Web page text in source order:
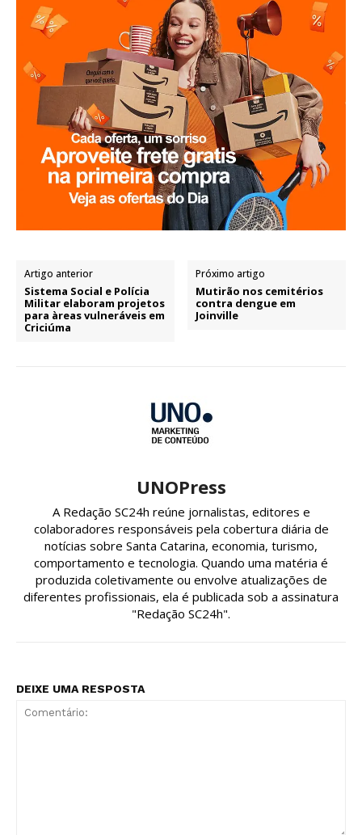
Artigo anterior
Sistema Social e Polícia
Militar elaboram projetos
para àreas vulneráveis em
Criciúma
Próximo artigo
Mutirão nos cemitérios
contra dengue em
Joinville
UNOPress
A Redação SC24h reúne jornalistas, editores e
colaboradores responsáveis pela cobertura diária de
notícias sobre Santa Catarina, economia, turismo,
comportamento e tecnologia. Quando uma matéria é
produzida coletivamente ou envolve atualizações de
diferentes profissionais, ela é publicada sob a assinatura
"Redação SC24h".
DEIXE UMA RESPOSTA